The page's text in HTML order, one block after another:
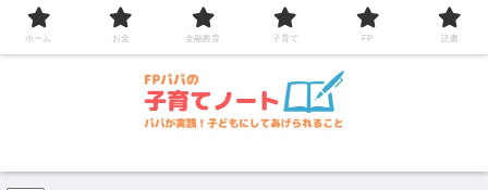
コンテンツへスキップ
ホーム お金 金融教育 子育て FP 読書